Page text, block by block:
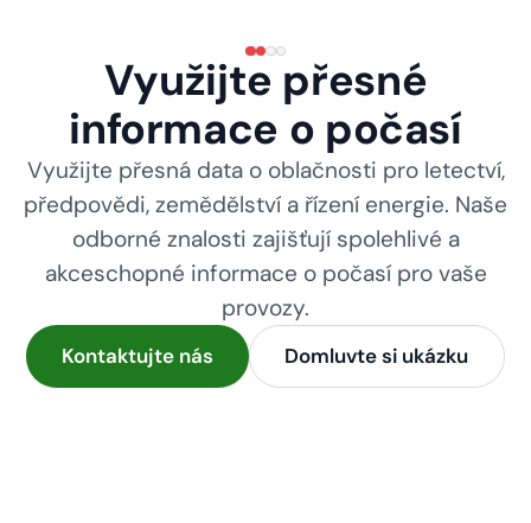
Využijte přesné
informace o počasí
Využijte přesná data o oblačnosti pro letectví,
předpovědi, zemědělství a řízení energie. Naše
odborné znalosti zajišťují spolehlivé a
akceschopné informace o počasí pro vaše
provozy.
Kontaktujte nás Domluvte si ukázku